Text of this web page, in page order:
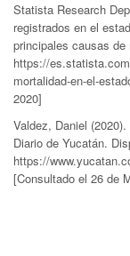
Statista Research
registrados en el
principales causas
https://
mortalidad-en-el-
2020]
Valdez, Daniel
Diario de Yucatán.
https://
[Consultado el 26 de